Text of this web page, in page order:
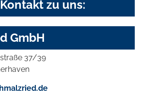
zu uns:
GmbH
37/39